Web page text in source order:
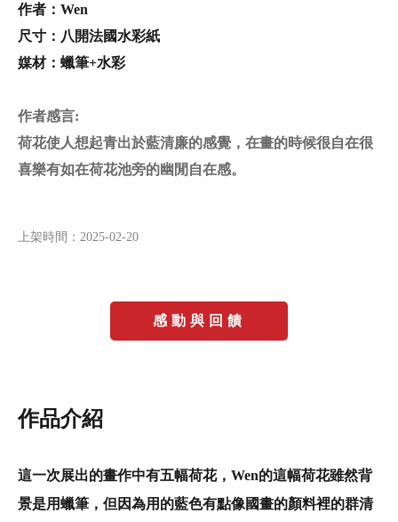
作者： Wen
尺寸： 八開法國水彩紙
媒材：蠟筆+水彩
作者感言:
荷花使人想起青出於藍清廉的感覺，在畫的時候很自在很
喜樂有如在荷花池旁的幽閒自在感。
上架時間： 2025-02-20
感動與回饋
作品介紹
這一次展出的畫作中有五幅荷花，Wen的這幅荷花雖然背
景是用蠟筆，但因為用的藍色有點像國畫的顏料裡的群清